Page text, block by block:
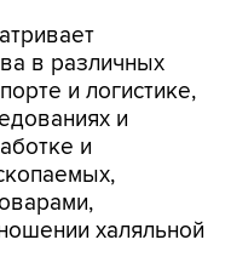
в различных
и логистике,
и
и
халяльной